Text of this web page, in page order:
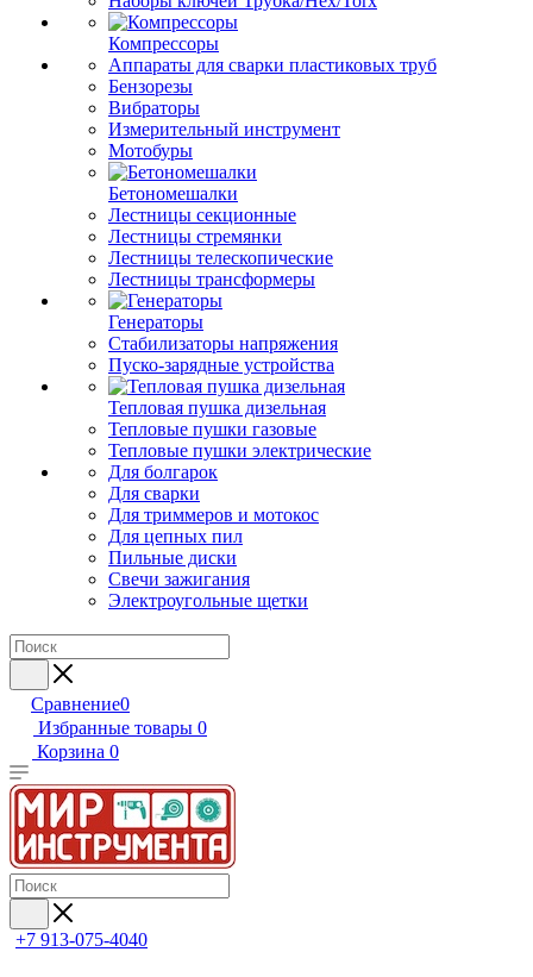
Компрессоры
Аппараты для сварки пластиковых труб
Бензорезы
Вибраторы
Измерительный инструмент
Мотобуры
Бетономешалки
Лестницы секционные
Лестницы стремянки
Лестницы телескопические
Лестницы трансформеры
Генераторы
Стабилизаторы напряжения
Пуско-зарядные устройства
Тепловая пушка дизельная
Тепловые пушки газовые
Тепловые пушки электрические
Для болгарок
Для сварки
Для триммеров и мотокос
Для цепных пил
Пильные диски
Свечи зажигания
Электроугольные щетки
Сравнение0
Избранные товары 0
Корзина 0
+7 913-075-4040